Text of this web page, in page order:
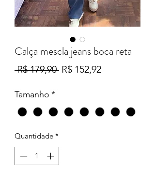
Calça mescla jeans boca reta
R$ 179,90 Preço
R$ 152,92Preço
Tamanho *
Quantidade *